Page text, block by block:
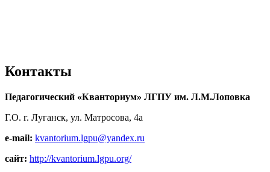
Контакты
Педагогический «Кванториум» ЛГПУ им. Л.М.Лоповка
Г.О. г. Луганск, ул. Матросова, 4а
e-mail: kvantorium.lgpu@yandex.ru
сайт: http://kvantorium.lgpu.org/